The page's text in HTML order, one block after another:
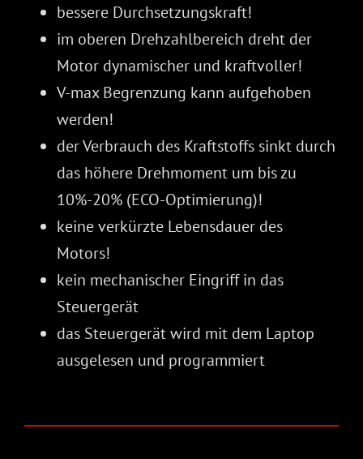
bessere Durchsetzungskraft!
im oberen Drehzahlbereich dreht der
Motor dynamischer und kraftvoller!
V-max Begrenzung kann aufgehoben
werden!
der Verbrauch des Kraftstoffs sinkt durch
das höhere Drehmoment um bis zu
10%-20% (ECO-Optimierung)!
keine verkürzte Lebensdauer des
Motors!
kein mechanischer Eingriff in das
Steuergerät
das Steuergerät wird mit dem Laptop
ausgelesen und programmiert